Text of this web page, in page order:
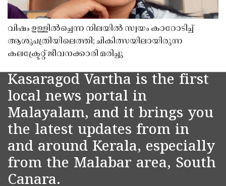
വിഷം ഉള്ളിൽച്ചെന്ന നിലയിൽ സ്വയം കാറോടിച്ച്
ആശുപത്രിയിലെത്തി; ചികിത്സയിലായിരുന്ന
കലക്ട്രേറ്റ് ജീവനക്കാരി മരിച്ചു
Kasaragod Vartha is the first
local news portal in
Malayalam, and it brings you
the latest updates from in
and around Kerala, especially
from the Malabar area, South
Canara.